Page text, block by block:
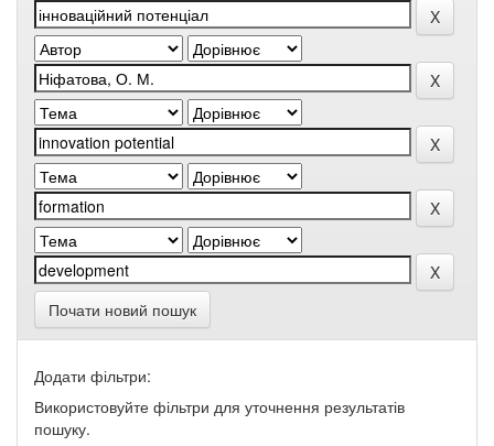
Почати новий пошук
Додати фільтри:
Використовуйте фільтри для уточнення результатів
пошуку.